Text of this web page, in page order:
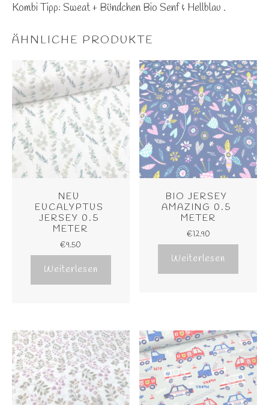
Kombi Tipp: Sweat + Bündchen Bio Senf & Hellblau .
ÄHNLICHE PRODUKTE
NEU
EUCALYPTUS
JERSEY 0.5
METER
€9.50
Weiterlesen
BIO JERSEY
AMAZING 0.5
METER
€12.90
Weiterlesen